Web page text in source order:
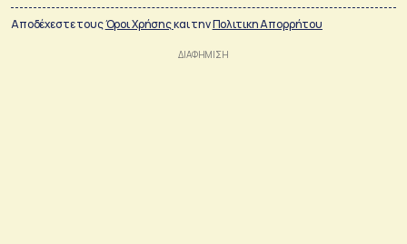
Αποδέχεστε τουςΌροι Χρήσηςκαι τηνΠολιτικη Απορρήτου